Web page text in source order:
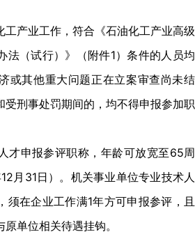
产业工作，符合《石油化工产业高级
法（试行）》（附件1）条件的人员均
或其他重大问题正在立案审查尚未结
受刑事处罚期间的，均不得申报参加职
申报参评职称，年龄可放宽至65周
月31日）。机关事业单位专业技术人
须在企业工作满1年方可申报参评，且
单位相关待遇挂钩。